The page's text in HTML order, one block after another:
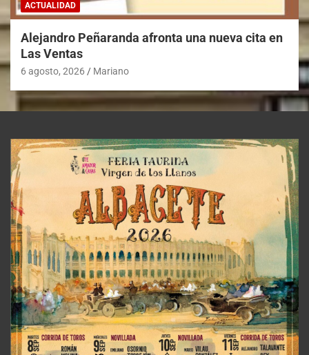
ACTUALIDAD
Alejandro Peñaranda afronta una nueva cita en
Las Ventas
6 agosto, 2026 Mariano